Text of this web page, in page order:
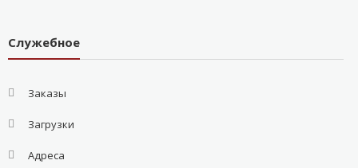
Служебное
Заказы
Загрузки
Адреса